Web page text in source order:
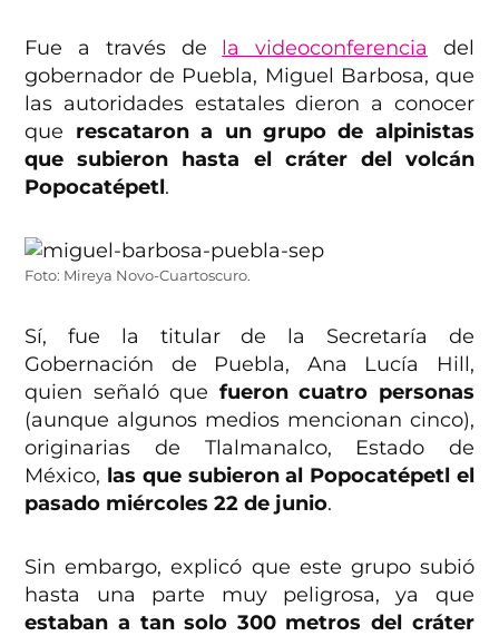
Fue a través de la videoconferencia del
gobernador de Puebla, Miguel Barbosa, que
las autoridades estatales dieron a conocer
que rescataron a un grupo de alpinistas
que subieron hasta el cráter del volcán
Popocatépetl.
Foto: Mireya Novo-Cuartoscuro.
Sí, fue la titular de la Secretaría de
Gobernación de Puebla, Ana Lucía Hill,
quien señaló que fueron cuatro personas
(aunque algunos medios mencionan cinco),
originarias de Tlalmanalco, Estado de
México, las que subieron al Popocatépetl el
pasado miércoles 22 de junio.
Sin embargo, explicó que este grupo subió
hasta una parte muy peligrosa, ya que
estaban a tan solo 300 metros del cráter